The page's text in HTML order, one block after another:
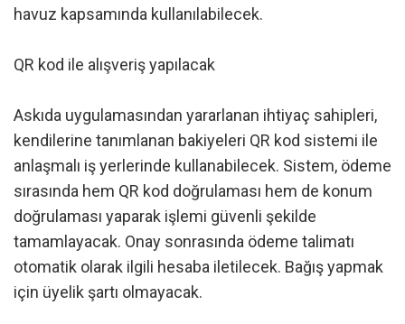
havuz kapsamında kullanılabilecek.
QR kod ile alışveriş yapılacak
Askıda uygulamasından yararlanan ihtiyaç sahipleri,
kendilerine tanımlanan bakiyeleri QR kod sistemi ile
anlaşmalı iş yerlerinde kullanabilecek. Sistem, ödeme
sırasında hem QR kod doğrulaması hem de konum
doğrulaması yaparak işlemi güvenli şekilde
tamamlayacak. Onay sonrasında ödeme talimatı
otomatik olarak ilgili hesaba iletilecek. Bağış yapmak
için üyelik şartı olmayacak.